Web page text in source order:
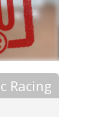
Racing